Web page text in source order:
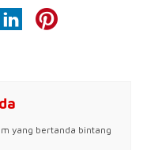
yang bertanda bintang